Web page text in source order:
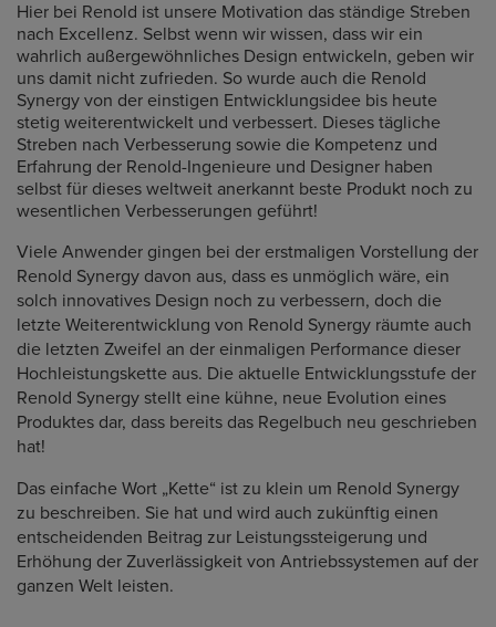
Hier bei Renold ist unsere Motivation das ständige Streben
nach Excellenz. Selbst wenn wir wissen, dass wir ein
wahrlich außergewöhnliches Design entwickeln, geben wir
uns damit nicht zufrieden. So wurde auch die Renold
Synergy von der einstigen Entwicklungsidee bis heute
stetig weiterentwickelt und verbessert. Dieses tägliche
Streben nach Verbesserung sowie die Kompetenz und
Erfahrung der Renold-Ingenieure und Designer haben
selbst für dieses weltweit anerkannt beste Produkt noch zu
wesentlichen Verbesserungen geführt!
Viele Anwender gingen bei der erstmaligen Vorstellung der
Renold Synergy davon aus, dass es unmöglich wäre, ein
solch innovatives Design noch zu verbessern, doch die
letzte Weiterentwicklung von Renold Synergy räumte auch
die letzten Zweifel an der einmaligen Performance dieser
Hochleistungskette aus. Die aktuelle Entwicklungsstufe der
Renold Synergy stellt eine kühne, neue Evolution eines
Produktes dar, dass bereits das Regelbuch neu geschrieben
hat!
Das einfache Wort „Kette“ ist zu klein um Renold Synergy
zu beschreiben. Sie hat und wird auch zukünftig einen
entscheidenden Beitrag zur Leistungssteigerung und
Erhöhung der Zuverlässigkeit von Antriebssystemen auf der
ganzen Welt leisten.